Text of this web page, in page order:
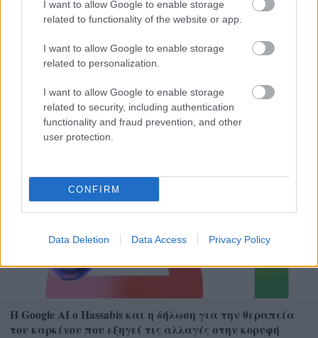
I want to allow Google to enable storage
related to functionality of the website or app.
I want to allow Google to enable storage
related to personalization.
I want to allow Google to enable storage
related to security, including authentication
functionality and fraud prevention, and other
user protection.
CONFIRM
Data Deletion Data Access Privacy Policy
Δεν ανοίγει η μπάρα στα διόδια με το e-pass ενώ έχει
χρήματα «μέσα»;
Η Google ΑΙ ο Hassabis και η δήλωση για την θεραπεία
του καρκίνου που εξηγεί τις αλλαγές στην κορυφή